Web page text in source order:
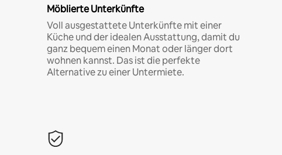
Möblierte Unterkünfte
Voll ausgestattete Unterkünfte mit einer
Küche und der idealen Ausstattung, damit du
ganz bequem einen Monat oder länger dort
wohnen kannst. Das ist die perfekte
Alternative zu einer Untermiete.